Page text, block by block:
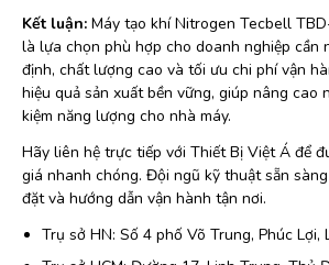
Kết luận: Máy tạo khí Nitrogen Tecbell
là lựa chọn phù hợp cho doanh nghiệp cần
định, chất lượng cao và tối ưu chi phí vận
hiệu quả sản xuất bền vững, giúp nâng cao
kiệm năng lượng cho nhà máy.
Hãy liên hệ trực tiếp với Thiết Bị Việt Á để
giá nhanh chóng. Đội ngũ kỹ thuật sẵn
đặt và hướng dẫn vận hành tận nơi.
Trụ sở HN: Số 4 phố Võ Trung, Phúc Lợi,